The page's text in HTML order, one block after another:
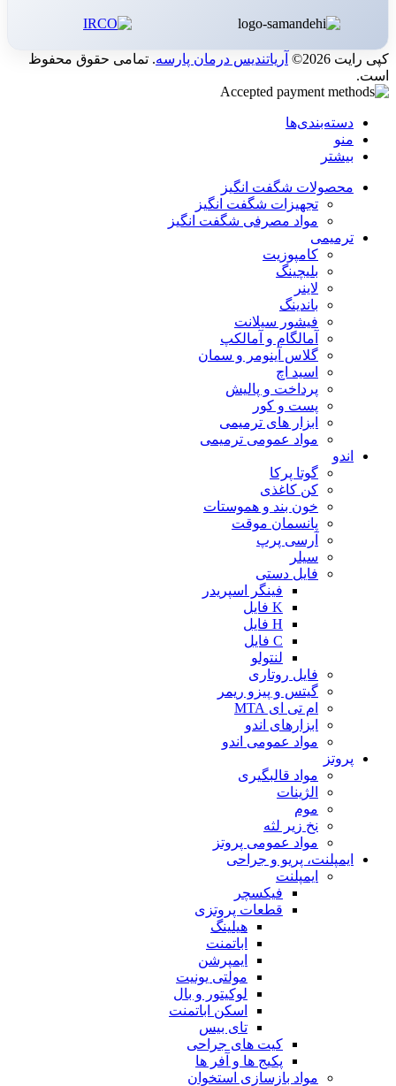
کپی رایت 2026© آریاتندیس درمان پارسه. تمامی حقوق محفوظ
است.
دسته‌بندی‌ها
منو
بیشتر
محصولات شگفت انگیز
تجهیزات شگفت انگیز
مواد مصرفی شگفت انگیز
ترمیمی
کامپوزیت
بلیچینگ
لاینر
باندینگ
فیشور سیلانت
آمالگام و آمالکپ
گلاس آینومر و سمان
اسید اچ
پرداخت و پالیش
پست و کور
ابزار های ترمیمی
مواد عمومی ترمیمی
اندو
گوتا پرکا
کن کاغذی
خون بند و هموستات
پانسمان موقت
آرسی پرپ
سیلر
فایل دستی
فینگر اسپریدر
K فایل
H فایل
C فایل
لنتولو
فایل روتاری
گیتس و پیزو ریمر
ام تی ای MTA
ابزارهای اندو
مواد عمومی اندو
پروتز
مواد قالبگیری
الژینات
موم
نخ زیر لثه
مواد عمومی پروتز
ایمپلنت، پریو و جراحی
ایمپلنت
فیکسچر
قطعات پروتزی
هیلینگ
اباتمنت
ایمپرشن
مولتی یونیت
لوکیتور و بال
اسکن اباتمنت
تای بیس
کیت های جراحی
پکیج ها و آفر ها
مواد بازسازی استخوان